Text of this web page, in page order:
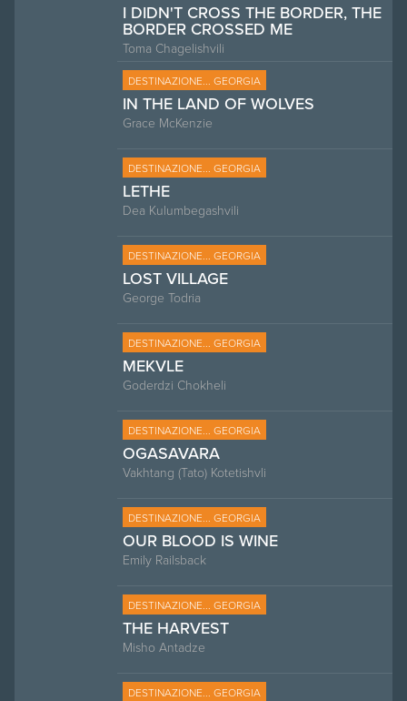
I DIDN'T CROSS THE BORDER, THE
BORDER CROSSED ME
Toma Chagelishvili
DESTINAZIONE... GEORGIA
IN THE LAND OF WOLVES
Grace McKenzie
DESTINAZIONE... GEORGIA
LETHE
Dea Kulumbegashvili
DESTINAZIONE... GEORGIA
LOST VILLAGE
George Todria
DESTINAZIONE... GEORGIA
MEKVLE
Goderdzi Chokheli
DESTINAZIONE... GEORGIA
OGASAVARA
Vakhtang (Tato) Kotetishvli
DESTINAZIONE... GEORGIA
OUR BLOOD IS WINE
Emily Railsback
DESTINAZIONE... GEORGIA
THE HARVEST
Misho Antadze
DESTINAZIONE... GEORGIA